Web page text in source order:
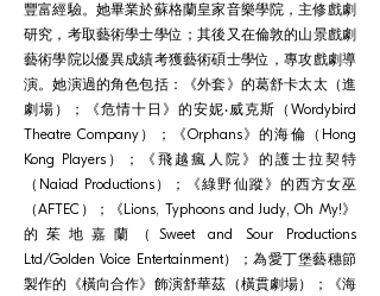
豐富經驗。她畢業於蘇格蘭皇家音樂學院，主修戲劇
研究，考取藝術學士學位；其後又在倫敦的山景戲劇
藝術學院以優異成績考獲藝術碩士學位，專攻戲劇導
演。她演過的角色包括：《外套》的葛舒卡太太（進
劇場）；《危情十日》的安妮‧威克斯（Wordybird
Theatre Company）；《Orphans》的海倫（Hong
Kong Players）；《飛越瘋人院》的護士拉契特
（Naiad Productions）；《綠野仙蹤》的西方女巫
（AFTEC）；《Lions, Typhoons and Judy, Oh My!》
的茱地嘉蘭（Sweet and Sour Productions
Ltd/Golden Voice Entertainment）；為愛丁堡藝穗節
製作的《橫向合作》飾演舒華茲（橫貫劇場）；《海